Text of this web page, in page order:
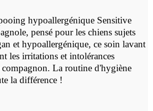
hypoallergénique Sensitive
pensé pour les chiens sujets
et hypoallergénique, ce soin lavant
les irritations et intolérances
compagnon. La routine d'hygiène
la différence !